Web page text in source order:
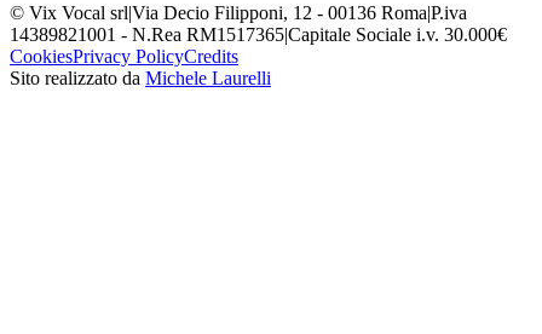
© Vix Vocal srl|Via Decio Filipponi, 12 - 00136 Roma|P.iva
14389821001 - N.Rea RM1517365|Capitale Sociale i.v. 30.000€
CookiesPrivacy PolicyCredits
Sito realizzato da Michele Laurelli